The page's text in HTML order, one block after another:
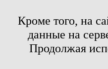
Кроме того, на
данные на
Продолжая